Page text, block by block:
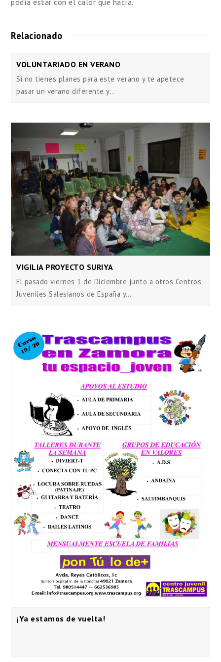
podía estar con el calor que hacía.
Relacionado
VOLUNTARIADO EN VERANO
Si no tienes planes para este verano y te apetece
pasar un verano diferente y…
VIGILIA PROYECTO SURIYA
El pasado viernes 1 de Diciembre junto a otros Centros
Juveniles Salesianos de España y…
¡Ya estamos de vuelta!